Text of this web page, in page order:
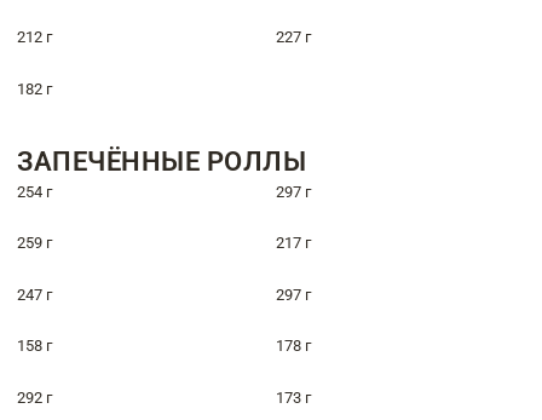
212 г 227 г
182 г
ЗАПЕЧЁННЫЕ РОЛЛЫ
254 г 297 г
259 г 217 г
247 г 297 г
158 г 178 г
292 г 173 г